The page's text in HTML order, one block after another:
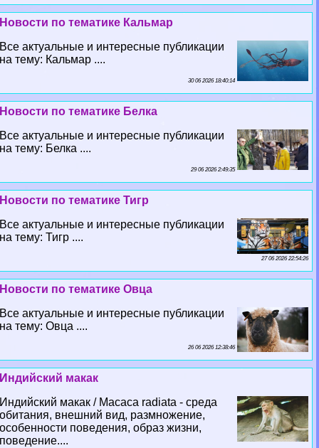
Новости по тематике Кальмар
Все актуальные и интересные публикации
на тему: Кальмар ....
30 06 2026 18:40:14
Новости по тематике Белка
Все актуальные и интересные публикации
на тему: Белка ....
29 06 2026 2:49:35
Новости по тематике Тигр
Все актуальные и интересные публикации
на тему: Тигр ....
27 06 2026 22:54:26
Новости по тематике Овца
Все актуальные и интересные публикации
на тему: Овца ....
26 06 2026 12:38:46
Индийский макак
Индийский макак / Macaca radiata - среда
обитания, внешний вид, размножение,
особенности поведения, образ жизни,
поведение....